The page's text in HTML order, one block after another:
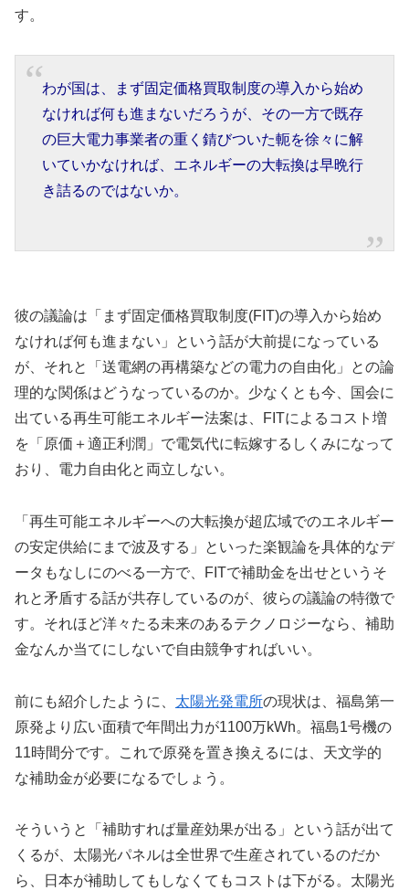
す。
わが国は、まず固定価格買取制度の導入から始め
なければ何も進まないだろうが、その一方で既存
の巨大電力事業者の重く錆びついた軛を徐々に解
いていかなければ、エネルギーの大転換は早晩行
き詰るのではないか。
彼の議論は「まず固定価格買取制度(FIT)の導入から始め
なければ何も進まない」という話が大前提になっている
が、それと「送電網の再構築などの電力の自由化」との論
理的な関係はどうなっているのか。少なくとも今、国会に
出ている再生可能エネルギー法案は、FITによるコスト増
を「原価＋適正利潤」で電気代に転嫁するしくみになって
おり、電力自由化と両立しない。
「再生可能エネルギーへの大転換が超広域でのエネルギー
の安定供給にまで波及する」といった楽観論を具体的なデ
ータもなしにのべる一方で、FITで補助金を出せというそ
れと矛盾する話が共存しているのが、彼らの議論の特徴で
す。それほど洋々たる未来のあるテクノロジーなら、補助
金なんか当てにしないで自由競争すればいい。
前にも紹介したように、 太陽光発電所の現状は、福島第一
原発より広い面積で年間出力が1100万kWh。福島1号機の
11時間分です。これで原発を置き換えるには、天文学的
な補助金が必要になるでしょう。
そういうと「補助すれば量産効果が出る」という話が出て
くるが、太陽光パネルは全世界で生産されているのだか
ら、日本が補助してもしなくてもコストは下がる。太陽光